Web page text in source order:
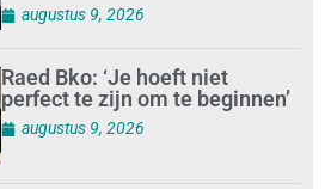
augustus 9, 2026
Raed Bko: ‘Je hoeft niet
perfect te zijn om te beginnen’
augustus 9, 2026